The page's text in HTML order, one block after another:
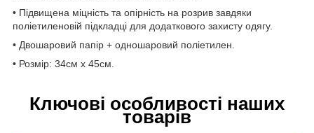
• Підвищена міцність та опірність на розрив завдяки
поліетиленовій підкладці для додаткового захисту одягу.
• Двошаровий папір + одношаровий поліетилен.
• Розмір: 34см х 45см.
Ключові особливості наших
товарів